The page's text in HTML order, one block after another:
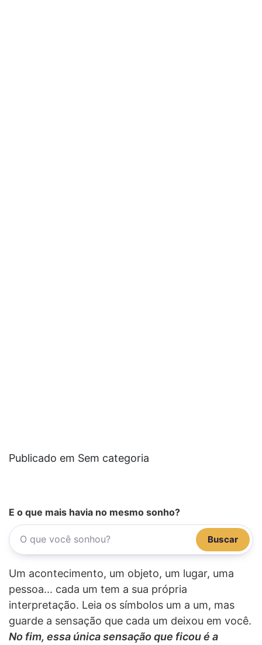
Publicado em Sem categoria
E o que mais havia no mesmo sonho?
Buscar
Um acontecimento, um objeto, um lugar, uma
pessoa... cada um tem a sua própria
interpretação. Leia os símbolos um a um, mas
guarde a sensação que cada um deixou em você.
No fim, essa única sensação que ficou é a